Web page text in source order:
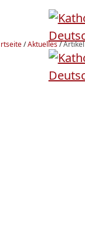
/Aktuelles/Artikel